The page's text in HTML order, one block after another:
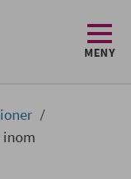
MENY
inom